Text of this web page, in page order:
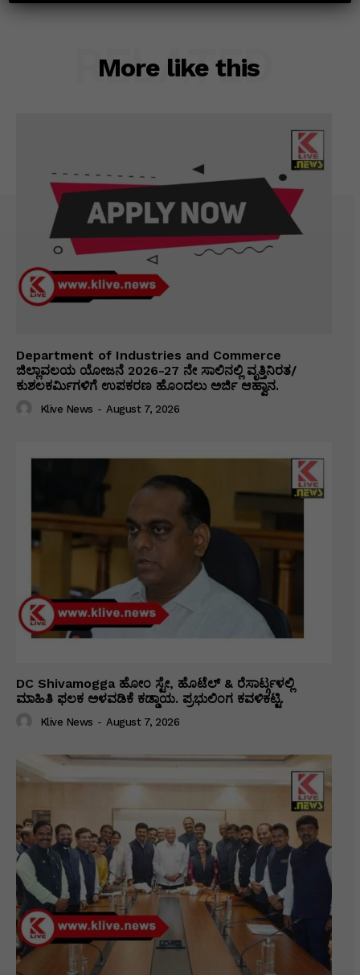
More like this
RELATED
Department of Industries and Commerce
ಜಿಲ್ಲಾವಲಯ ಯೋಜನೆ 2026-27 ನೇ ಸಾಲಿನಲ್ಲಿ ವೃತ್ತಿನಿರತ/
ಕುಶಲಕರ್ಮಿಗಳಿಗೆ ಉಪಕರಣ ಹೊಂದಲು ಅರ್ಜಿ ಆಹ್ವಾನ.
Klive News - August 7, 2026
DC Shivamogga ಹೋಂ ಸ್ಟೇ, ಹೊಟೆಲ್ & ರೆಸಾರ್ಟ್ಗಳಲ್ಲಿ
ಮಾಹಿತಿ ಫಲಕ ಅಳವಡಿಕೆ ಕಡ್ಡಾಯ. ಪ್ರಭುಲಿಂಗ ಕವಳಿಕಟ್ಟಿ.
Klive News - August 7, 2026